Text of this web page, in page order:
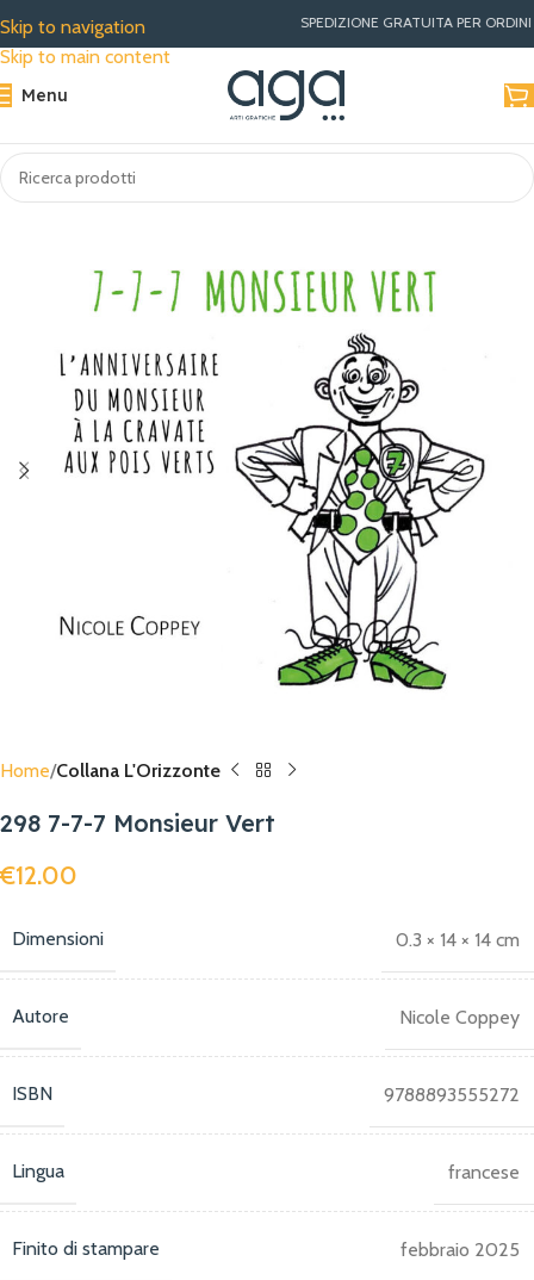
Skip to navigation
Skip to main content
SPEDIZIONE GRATUITA PER ORDINI
Menu
Home Collana L'Orizzonte
298 7-7-7 Monsieur Vert
€12.00
Dimensioni 0.3 × 14 × 14 cm
Autore Nicole Coppey
ISBN 9788893555272
Lingua francese
Finito di stampare febbraio 2025